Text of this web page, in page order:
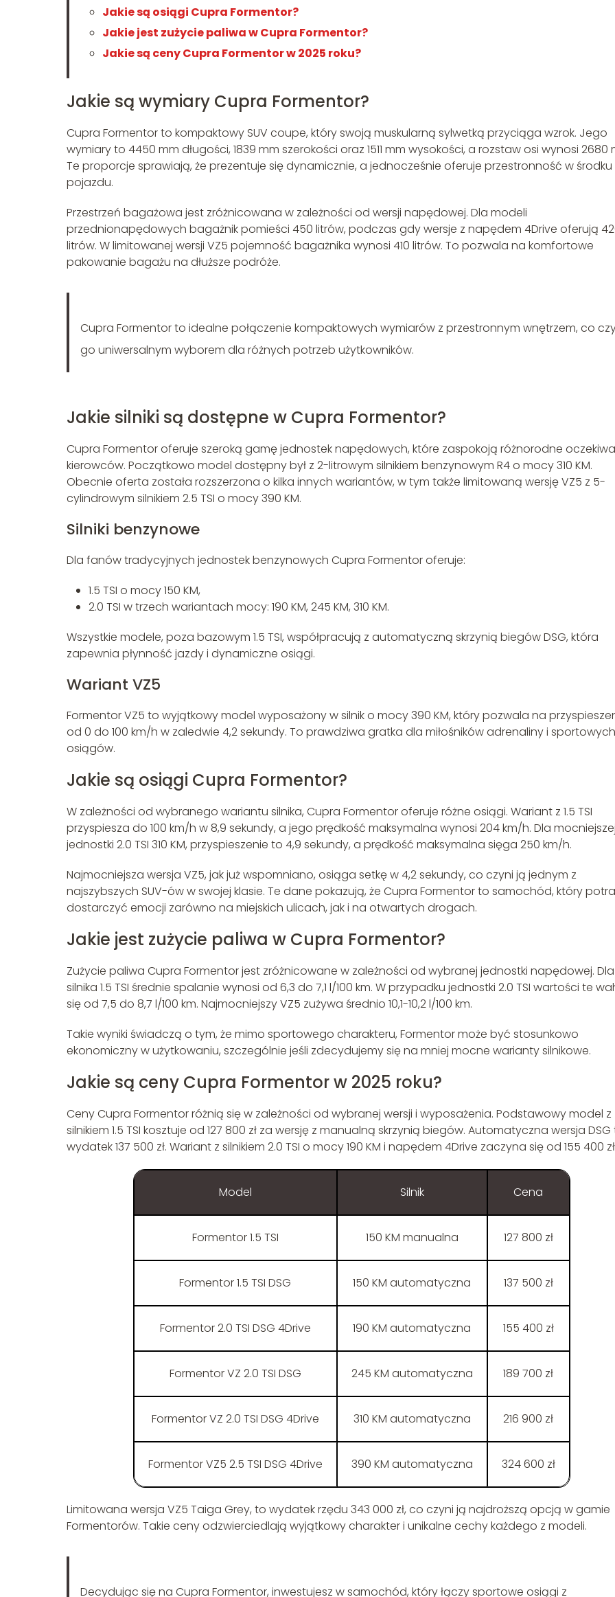
Jakie są osiągi Cupra Formentor?
Jakie jest zużycie paliwa w Cupra Formentor?
Jakie są ceny Cupra Formentor w 2025 roku?
Jakie są wymiary Cupra Formentor?
Cupra Formentor to kompaktowy SUV coupe, który swoją muskularną sylwetką przyciąga wzrok. Jego
wymiary to 4450 mm długości, 1839 mm szerokości oraz 1511 mm wysokości, a rozstaw osi wynosi 2680
Te proporcje sprawiają, że prezentuje się dynamicznie, a jednocześnie oferuje przestronność w środku
pojazdu.
Przestrzeń bagażowa jest zróżnicowana w zależności od wersji napędowej. Dla modeli
przednionapędowych bagażnik pomieści 450 litrów, podczas gdy wersje z napędem 4Drive oferują
litrów. W limitowanej wersji VZ5 pojemność bagażnika wynosi 410 litrów. To pozwala na komfortowe
pakowanie bagażu na dłuższe podróże.
Cupra Formentor to idealne połączenie kompaktowych wymiarów z przestronnym wnętrzem, co
go uniwersalnym wyborem dla różnych potrzeb użytkowników.
Jakie silniki są dostępne w Cupra Formentor?
Cupra Formentor oferuje szeroką gamę jednostek napędowych, które zaspokoją różnorodne
kierowców. Początkowo model dostępny był z 2-litrowym silnikiem benzynowym R4 o mocy 310 KM.
Obecnie oferta została rozszerzona o kilka innych wariantów, w tym także limitowaną wersję VZ5 z 5-
cylindrowym silnikiem 2.5 TSI o mocy 390 KM.
Silniki benzynowe
Dla fanów tradycyjnych jednostek benzynowych Cupra Formentor oferuje:
1.5 TSI o mocy 150 KM,
2.0 TSI w trzech wariantach mocy: 190 KM, 245 KM, 310 KM.
Wszystkie modele, poza bazowym 1.5 TSI, współpracują z automatyczną skrzynią biegów DSG, która
zapewnia płynność jazdy i dynamiczne osiągi.
Wariant VZ5
Formentor VZ5 to wyjątkowy model wyposażony w silnik o mocy 390 KM, który pozwala na
od 0 do 100 km/h w zaledwie 4,2 sekundy. To prawdziwa gratka dla miłośników adrenaliny i sportowych
osiągów.
Jakie są osiągi Cupra Formentor?
W zależności od wybranego wariantu silnika, Cupra Formentor oferuje różne osiągi. Wariant z 1.5 TSI
przyspiesza do 100 km/h w 8,9 sekundy, a jego prędkość maksymalna wynosi 204 km/h. Dla
jednostki 2.0 TSI 310 KM, przyspieszenie to 4,9 sekundy, a prędkość maksymalna sięga 250 km/h.
Najmocniejsza wersja VZ5, jak już wspomniano, osiąga setkę w 4,2 sekundy, co czyni ją jednym z
najszybszych SUV-ów w swojej klasie. Te dane pokazują, że Cupra Formentor to samochód, który
dostarczyć emocji zarówno na miejskich ulicach, jak i na otwartych drogach.
Jakie jest zużycie paliwa w Cupra Formentor?
Zużycie paliwa Cupra Formentor jest zróżnicowane w zależności od wybranej jednostki napędowej. Dla
silnika 1.5 TSI średnie spalanie wynosi od 6,3 do 7,1 l/100 km. W przypadku jednostki 2.0 TSI wartości te
się od 7,5 do 8,7 l/100 km. Najmocniejszy VZ5 zużywa średnio 10,1-10,2 l/100 km.
Takie wyniki świadczą o tym, że mimo sportowego charakteru, Formentor może być stosunkowo
ekonomiczny w użytkowaniu, szczególnie jeśli zdecydujemy się na mniej mocne warianty silnikowe.
Jakie są ceny Cupra Formentor w 2025 roku?
Ceny Cupra Formentor różnią się w zależności od wybranej wersji i wyposażenia. Podstawowy model z
silnikiem 1.5 TSI kosztuje od 127 800 zł za wersję z manualną skrzynią biegów. Automatyczna wersja
wydatek 137 500 zł. Wariant z silnikiem 2.0 TSI o mocy 190 KM i napędem 4Drive zaczyna się od 155 400
Model Silnik Cena
Formentor 1.5 TSI 150 KM manualna 127 800 zł
Formentor 1.5 TSI DSG 150 KM automatyczna 137 500 zł
Formentor 2.0 TSI DSG 4Drive 190 KM automatyczna 155 400 zł
Formentor VZ 2.0 TSI DSG 245 KM automatyczna 189 700 zł
Formentor VZ 2.0 TSI DSG 4Drive 310 KM automatyczna 216 900 zł
Formentor VZ5 2.5 TSI DSG 4Drive 390 KM automatyczna 324 600 zł
Limitowana wersja VZ5 Taiga Grey, to wydatek rzędu 343 000 zł, co czyni ją najdroższą opcją w gamie
Formentorów. Takie ceny odzwierciedlają wyjątkowy charakter i unikalne cechy każdego z modeli.
Decydując się na Cupra Formentor, inwestujesz w samochód, który łączy sportowe osiągi z